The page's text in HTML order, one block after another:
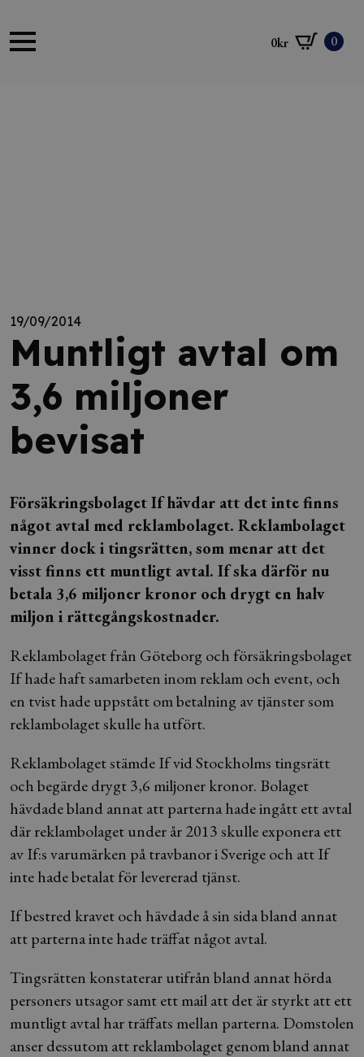
0kr 0
19/09/2014
Muntligt avtal om
3,6 miljoner
bevisat
Försäkringsbolaget If hävdar att det inte finns
något avtal med reklambolaget. Reklambolaget
vinner dock i tingsrätten, som menar att det
visst finns ett muntligt avtal. If ska därför nu
betala 3,6 miljoner kronor och drygt en halv
miljon i rättegångskostnader.
Reklambolaget från Göteborg och försäkringsbolaget
If hade haft samarbeten inom reklam och event, och
en tvist hade uppstått om betalning av tjänster som
reklambolaget skulle ha utfört.
Reklambolaget stämde If vid Stockholms tingsrätt
och begärde drygt 3,6 miljoner kronor. Bolaget
hävdade bland annat att parterna hade ingått ett avtal
där reklambolaget under år 2013 skulle exponera ett
av If:s varumärken på travbanor i Sverige och att If
inte hade betalat för levererad tjänst.
If bestred kravet och hävdade å sin sida bland annat
att parterna inte hade träffat något avtal.
Tingsrätten konstaterar utifrån bland annat hörda
personers utsagor samt ett mail att det är styrkt att ett
muntligt avtal har träffats mellan parterna. Domstolen
anser dessutom att reklambolaget genom bland annat